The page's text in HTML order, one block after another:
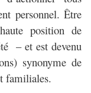
personnel. Être
position de
– et est devenu
synonyme de
familiales.